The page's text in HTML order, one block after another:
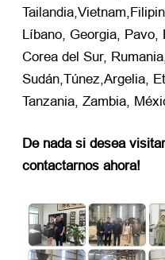
Líbano, Georgia, Pavo,
Corea del Sur,
Sudán,Túnez,Argelia,
Tanzania, Zambia,
De nada si desea
contactarnos ahora!